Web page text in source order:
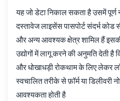
यह जो डेटा निकाल सकता है उसमें पूर्ण
दस्तावेज लाइसेंस पासपोर्ट संदर्भ कोड
और अन्य आवश्यक क्षेत्र शामिल हैं
उद्योगों में लागू करने की अनुमति देती है
और धोखाधड़ी रोकथाम के लिए लेकर
स्वचालित तरीके से फ़ॉर्म या डिलीवरी
आवश्यकता होती है